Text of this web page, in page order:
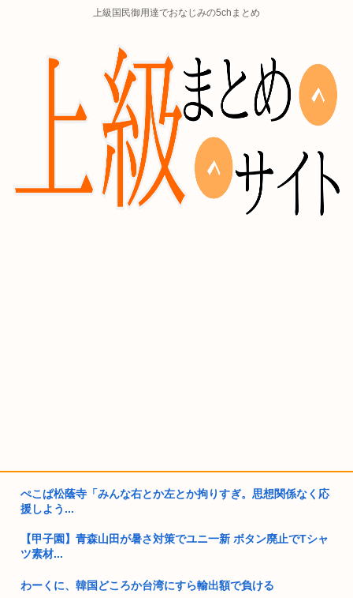
上級国民御用達でおなじみの5chまとめ
ぺこぱ松蔭寺「みんな右とか左とか拘りすぎ。思想関係なく応
援しよう...
【甲子園】青森山田が暑さ対策でユニ一新 ボタン廃止でTシャ
ツ素材...
わーくに、韓国どころか台湾にすら輸出額で負ける